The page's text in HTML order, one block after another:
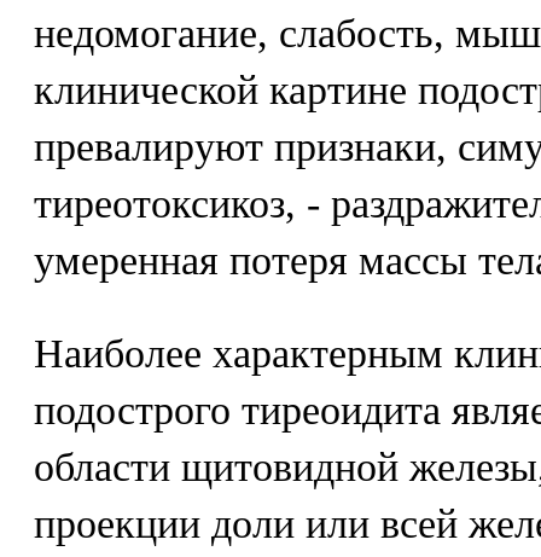
недомогание, слабость,
клинической картине
превалируют признаки,
тиреотоксикоз, -
умеренная потеря массы
Наиболее характерным
подострого тиреоидита
области щитовидной
проекции доли или всей